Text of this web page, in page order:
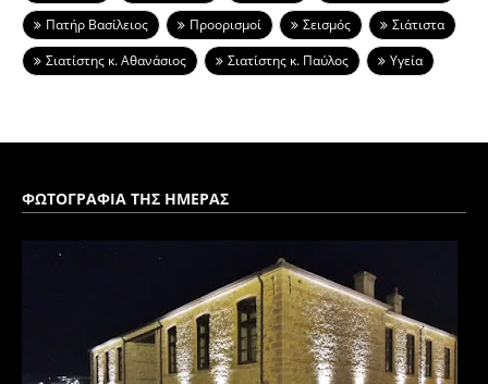
Πατήρ Βασίλειος
Προορισμοί Σεισμός
Σιάτιστα
Σιατίστης κ. Αθανάσιος
Σιατίστης κ. Παύλος Υγεία
ΦΩΤΟΓΡΑΦΙΑ ΤΗΣ ΗΜΕΡΑΣ